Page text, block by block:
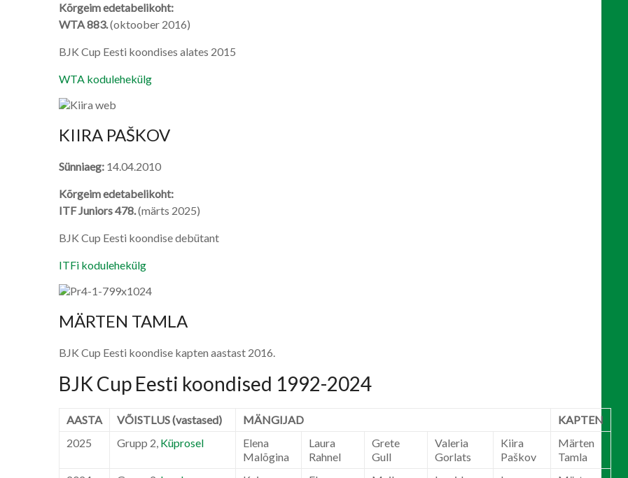
Kõrgeim edetabelikoht:
WTA 883.(oktoober 2016)
BJK Cup Eesti koondises alates 2015
WTA kodulehekülg
KIIRA PAŠKOV
Sünniaeg: 14.04.2010
Kõrgeim edetabelikoht:
ITF Juniors 478.(märts 2025)
BJK Cup Eesti koondise debütant
ITFi kodulehekülg
MÄRTEN TAMLA
BJK Cup Eesti koondise kapten aastast 2016.
BJK Cup Eesti koondised 1992-2024
AASTA VÕISTLUS (vastased) MÄNGIJAD
KAPTEN
2025
Grupp 2, Küprosel
Elena
Malõgina
Laura
Rahnel
Grete
Gull
Valeria
Gorlats
Kiira
Paškov
Märten
Tamla